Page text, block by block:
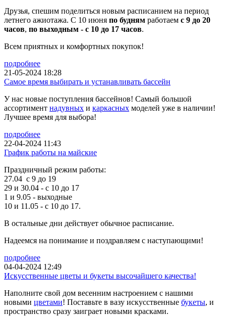
Друзья, спешим поделиться новым расписанием на период
летнего ажиотажа. С 10 июня по будням работаем с 9 до 20
часов, по выходным - с 10 до 17 часов.
Всем приятных и комфортных покупок!
подробнее
21-05-2024 18:28
Самое время выбирать и устанавливать бассейн
У нас новые поступления бассейнов! Самый большой
ассортимент надувных и каркасных моделей уже в наличии!
Лучшее время для выбора!
подробнее
22-04-2024 11:43
График работы на майские
Праздничный режим работы:
27.04 с 9 до 19
29 и 30.04 - с 10 до 17
1 и 9.05 - выходные
10 и 11.05 - с 10 до 17.
В остальные дни действует обычное расписание.
Надеемся на понимание и поздравляем с наступающими!
подробнее
04-04-2024 12:49
Искусственные цветы и букеты высочайшего качества!
Наполните свой дом весенним настроением с нашими
новыми цветами! Поставьте в вазу искусственные букеты, и
пространство сразу заиграет новыми красками.